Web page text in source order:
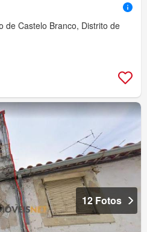
de Castelo Branco, Distrito de
12 Fotos